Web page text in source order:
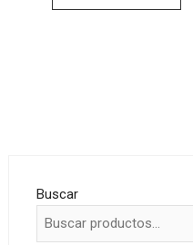
Buscar